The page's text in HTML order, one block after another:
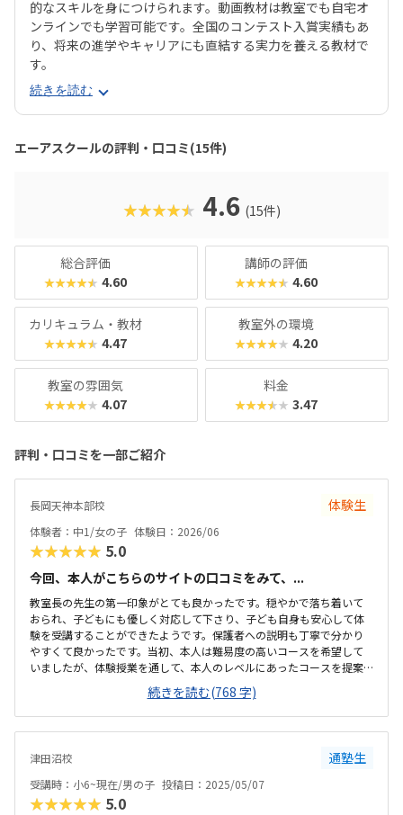
的なスキルを身につけられます。動画教材は教室でも自宅オ
ンラインでも学習可能です。全国のコンテスト入賞実績もあ
り、将来の進学やキャリアにも直結する実力を養える教材で
す。
続きを読む
エーアスクールの評判・口コミ(15件)
★★★★★ 4.6 (15件)
総合評価
★★★★★ 4.60
講師の評価
★★★★★ 4.60
カリキュラム・教材
★★★★★ 4.47
教室外の環境
★★★★★ 4.20
教室の雰囲気
★★★★★ 4.07
料金
★★★★★ 3.47
評判・口コミを一部ご紹介
長岡天神本部校 体験生
体験者：中1/女の子 体験日：2026/06
★★★★★ 5.0
今回、本人がこちらのサイトの口コミをみて、...
教室長の先生の第一印象がとても良かったです。穏やかで落ち着いて
おられ、子どもにも優しく対応して下さり、子ども自身も安心して体
験を受講することができたようです。保護者への説明も丁寧で分かり
やすくて良かったです。当初、本人は難易度の高いコースを希望して
いましたが、体験授業を通して、本人のレベルにあったコースを提案
して頂けたのが良かったです。自宅から教室まで片道約20㎞と遠いの
で、我が家の場合は車での送迎が必須となりますが、教室前に駐車ス
ペースがあるので、車送迎もしやすく助かります。教室自体は駅から
も近く、利便性の良い場所にあると思います。コンパクトなスペース
す。教室の雰囲気も落ち着いていて良かったです。決して安い料金とは
いえませんが、教材や設備、その他諸々考慮すると、妥当な料金設定
だと思います。体験教室の時間設定が、通常の授業...
続きを読む(768 字)
津田沼校 通塾生
受講時：小6~現在/男の子 投稿日：2025/05/07
★★★★★ 5.0